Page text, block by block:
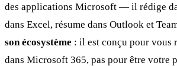
des applications Microsoft — il rédige
dans Excel, résume dans Outlook et
son écosystème : il est conçu pour vous
dans Microsoft 365, pas pour être votre